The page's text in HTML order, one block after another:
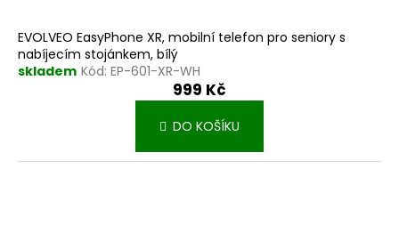
EVOLVEO EasyPhone XR, mobilní telefon pro seniory s
nabíjecím stojánkem, bílý
skladem Kód: EP-601-XR-WH
999 Kč
DO KOŠÍKU